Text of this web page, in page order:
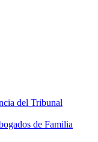
del Tribunal
de Familia